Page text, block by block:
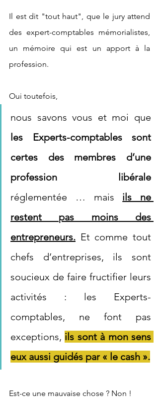
Il est dit "tout haut", que le jury attend
des expert-comptables mémorialistes,
un mémoire qui est un apport à la
profession.
Oui toutefois,
les Experts-comptables sont
certes des membres d’une
réglementée … mais ils ne
restent pas moins des
entrepreneurs. Et comme tout
chefs d’entreprises, ils sont
soucieux de faire fructifier leurs
activités : les Experts-
comptables, ne font pas
exceptions, ils sont à mon sens
eux aussi guidés par « le cash ».
Est-ce une mauvaise chose ? Non !